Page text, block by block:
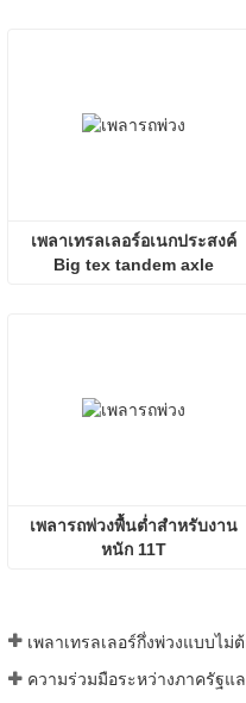
เพลาเทรลเลอร์อเนกประสงค์
Big tex tandem axle
เพลารถพ่วงพื้นต่ำสำหรับงาน
หนัก 11T